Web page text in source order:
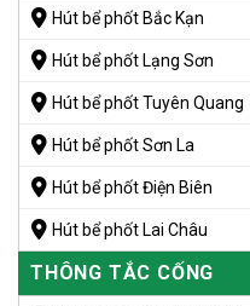
Hút bể phốt Bắc Kạn
Hút bể phốt Lạng Sơn
Hút bể phốt Tuyên Quang
Hút bể phốt Sơn La
Hút bể phốt Điện Biên
Hút bể phốt Lai Châu
THÔNG TẮC CỐNG